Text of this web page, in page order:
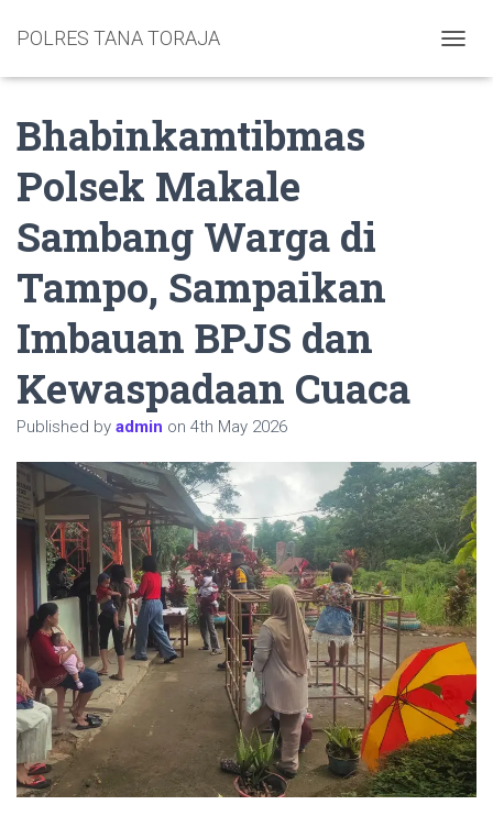
POLRES TANA TORAJA
Bhabinkamtibmas
Polsek Makale
Sambang Warga di
Tampo, Sampaikan
Imbauan BPJS dan
Kewaspadaan Cuaca
Published by admin on 4th May 2026